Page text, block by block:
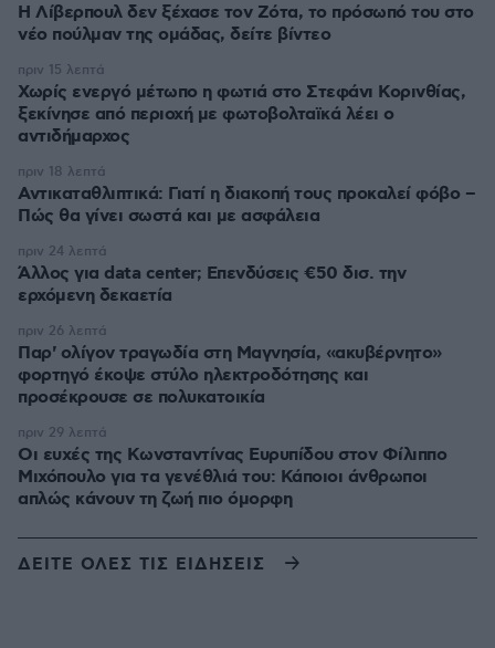
Η Λίβερπουλ δεν ξέχασε τον Ζότα, το πρόσωπό του στο
νέο πούλμαν της ομάδας, δείτε βίντεο
Χωρίς ενεργό μέτωπο η φωτιά στο Στεφάνι Κορινθίας,
ξεκίνησε από περιοχή με φωτοβολταϊκά λέει ο
αντιδήμαρχος
πριν 15 λεπτά
Αντικαταθλιπτικά: Γιατί η διακοπή τους προκαλεί φόβο –
Πώς θα γίνει σωστά και με ασφάλεια
πριν 18 λεπτά
Άλλος για data center; Επενδύσεις €50 δισ. την
ερχόμενη δεκαετία
πριν 24 λεπτά
Παρ' ολίγον τραγωδία στη Μαγνησία, «ακυβέρνητο»
φορτηγό έκοψε στύλο ηλεκτροδότησης και
προσέκρουσε σε πολυκατοικία
πριν 26 λεπτά
Οι ευχές της Κωνσταντίνας Ευρυπίδου στον Φίλιππο
Μιχόπουλο για τα γενέθλιά του: Κάποιοι άνθρωποι
απλώς κάνουν τη ζωή πιο όμορφη
πριν 29 λεπτά
ΔΕΙΤΕ ΟΛΕΣ ΤΙΣ ΕΙΔΗΣΕΙΣ